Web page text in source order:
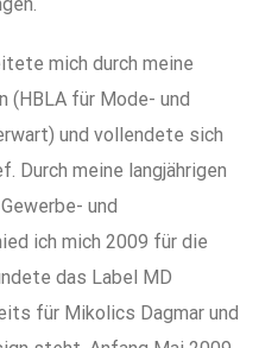
mich durch meine
(HBLA für Mode- und
und vollendete sich
Durch meine langjährigen
und
ich mich 2009 für die
das Label MD
für Mikolics Dagmar und